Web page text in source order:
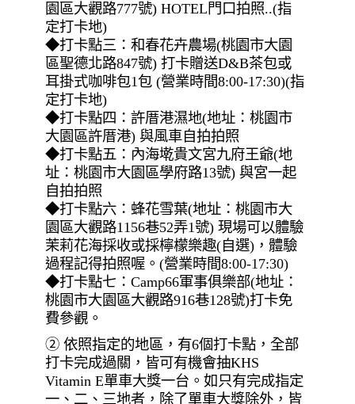
園區大觀路777號) HOTEL門口拍照..(指
定打卡地)
◆打卡點三：和春花卉農場(桃園市大園
區聖德北路847號) 打卡贈送D&B茶包或
耳掛式咖啡包1包 (營業時間8:00-17:30)(指
定打卡地)
◆打卡點四：許厝港濕地(地址：桃園市
大園區許厝港) 與風車自拍拍照
◆打卡點五：內海墘貴文宮九府王爺(地
址：桃園市大園區學府路13號) 與宮一起
自拍拍照
◆打卡點六：蜂花雪葉(地址：桃園市大
園區大觀路1156巷52弄1號) 現場可以體驗
茉莉花海採收或採檸檬樂趣(自選)，體驗
過程記得拍照喔。(營業時間8:00-17:30)
◆打卡點七：Camp66軍事俱樂部(地址：
桃園市大園區大觀路916巷128號)打卡免
費參觀。
② 依照指定的地區，有6個打卡點，全部
打卡完成過關，皆可有機會抽KHS
Vitamin E單車大獎一台。如只有完成指定
一、二、三地者，除了單車大獎除外，皆